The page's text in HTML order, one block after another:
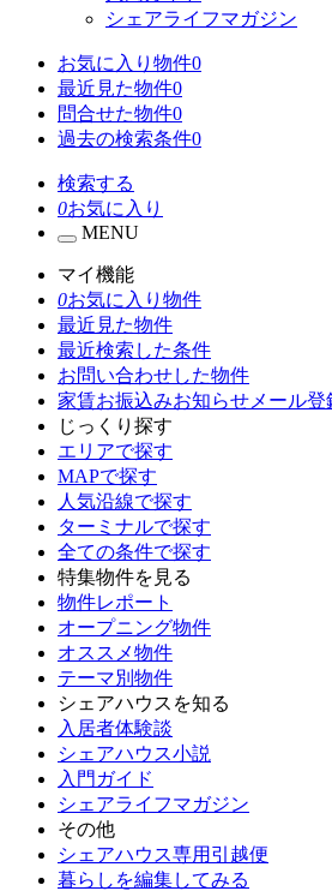
シェアライフマガジン
お気に入り物件0
最近見た物件0
問合せた物件0
過去の検索条件0
検索する
0お気に入り
MENU
マイ機能
0お気に入り物件
最近見た物件
最近検索した条件
お問い合わせした物件
家賃お振込みお知らせメール登
じっくり探す
エリアで探す
MAPで探す
人気沿線で探す
ターミナルで探す
全ての条件で探す
特集物件を見る
物件レポート
オープニング物件
オススメ物件
テーマ別物件
シェアハウスを知る
入居者体験談
シェアハウス小説
入門ガイド
シェアライフマガジン
その他
シェアハウス専用引越便
暮らしを編集してみる